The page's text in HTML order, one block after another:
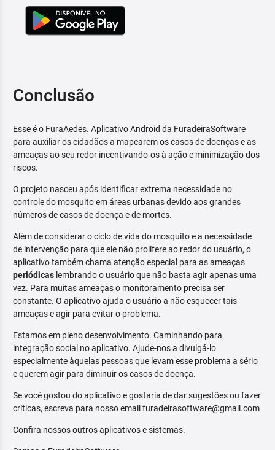
Conclusão
Esse é o FuraAedes. Aplicativo Android da FuradeiraSoftware
para auxiliar os cidadãos a mapearem os casos de doenças e as
ameaças ao seu redor incentivando-os à ação e minimização dos
riscos.
O projeto nasceu após identificar extrema necessidade no
controle do mosquito em áreas urbanas devido aos grandes
números de casos de doença e de mortes.
Além de considerar o ciclo de vida do mosquito e a necessidade
de intervenção para que ele não prolifere ao redor do usuário, o
aplicativo também chama atenção especial para as ameaças
periódicas lembrando o usuário que não basta agir apenas uma
vez. Para muitas ameaças o monitoramento precisa ser
constante. O aplicativo ajuda o usuário a não esquecer tais
ameaças e agir para evitar o problema.
Estamos em pleno desenvolvimento. Caminhando para
integração social no aplicativo. Ajude-nos a divulgá-lo
especialmente àquelas pessoas que levam esse problema a sério
e querem agir para diminuir os casos de doença.
Se você gostou do aplicativo e gostaria de dar sugestões ou fazer
críticas, escreva para nosso email furadeirasoftware@gmail.com
Confira nossos outros aplicativos e sistemas.